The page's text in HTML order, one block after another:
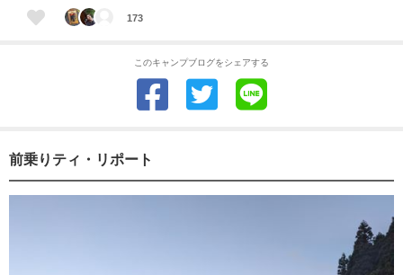
173
このキャンプブログをシェアする
前乗りティ・リポート